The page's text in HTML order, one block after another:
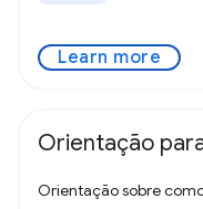
Learn more
Orientação
Orientação sobre